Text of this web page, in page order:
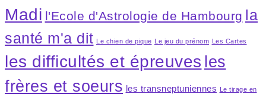
Madi l'Ecole d'Astrologie de Hambourg la
santé m'a dit Le chien de pique Le jeu du prénom Les Cartes
les difficultés et épreuves les
frères et soeurs les transneptuniennes Le tirage en